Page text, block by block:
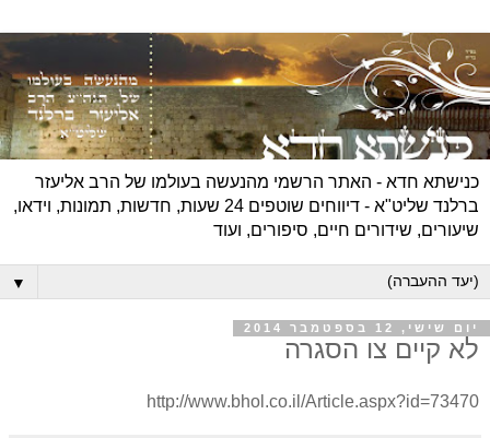
כנישתא חדא - האתר הרשמי מהנעשה בעולמו של הרב אליעזר
ברלנד שליט"א - דיווחים שוטפים 24 שעות, חדשות, תמונות, וידאו,
שיעורים, שידורים חיים, סיפורים, ועוד
▼
יום שישי, 12 בספטמבר 2014
לא קיים צו הסגרה
http://www.bhol.co.il/Article.aspx?id=73470